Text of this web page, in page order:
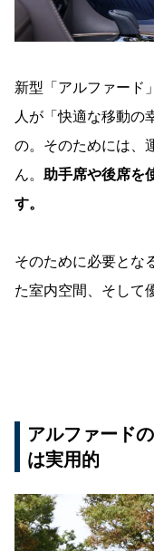
新型「アルファード
人が「快適な移動の
の。そのためには、
ん。 助手席や後席を
す。
そのために必要とな
た室内空間、そして
アルファード
は実用的